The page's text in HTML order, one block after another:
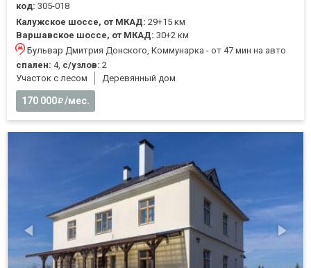
код: 305-018
Калужское шоссе, от МКАД: 29+15 км
Варшавское шоссе, от МКАД: 30+2 км
Бульвар Дмитрия Донского, Коммунарка - от 47 мин на авто
спален: 4, с/узлов: 2
Участок с лесом
Деревянный дом
170 000 /мес.